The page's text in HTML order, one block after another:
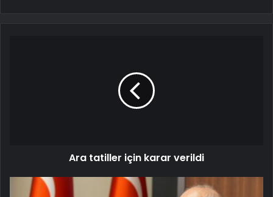
Ara tatiller için karar verildi